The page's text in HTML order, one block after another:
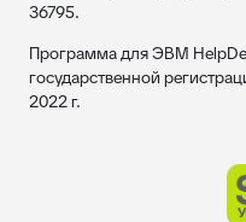
36795.
Программа для ЭВМ
государственной
2022 г.